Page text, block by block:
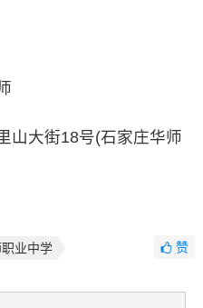
大街18号(石家庄华师
业中学 赞